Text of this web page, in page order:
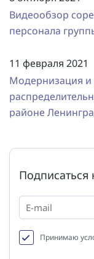
Повышение
Шкафы РЗА 110-
Устройства
Сбор и анализ
Оборудование
Промышленная
Видеообзор
персонала
11 февраля 2021
Модернизация и
районе
Подписаться
Принимаю